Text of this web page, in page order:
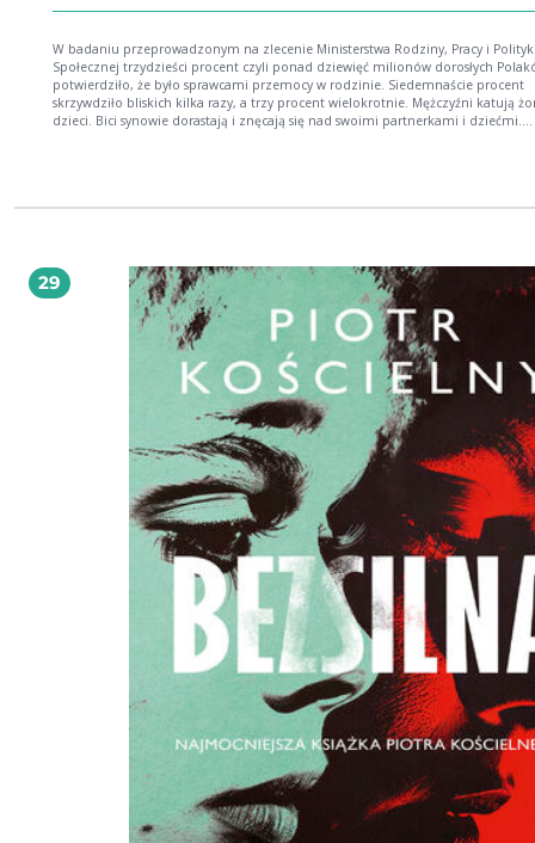
W badaniu przeprowadzonym na zlecenie Ministerstwa Rodziny, Pracy i
Społecznej trzydzieści procent czyli ponad dziewięć milionów dorosłych Polaków
potwierdziło, że było sprawcami przemocy w rodzinie. Siedemnaście procent
skrzywdziło bliskich kilka razy, a trzy procent wielokrotnie. Mężczyźni katują żony i
dzieci. Bici synowie dorastają i znęcają się nad swoimi partnerkami i dziećmi.
to wierzchołek góry lodowej. Napisałem tę książkę, by pokazać, co kryje się pod
29